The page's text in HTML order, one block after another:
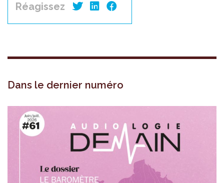
Réagissez
Dans le dernier numéro